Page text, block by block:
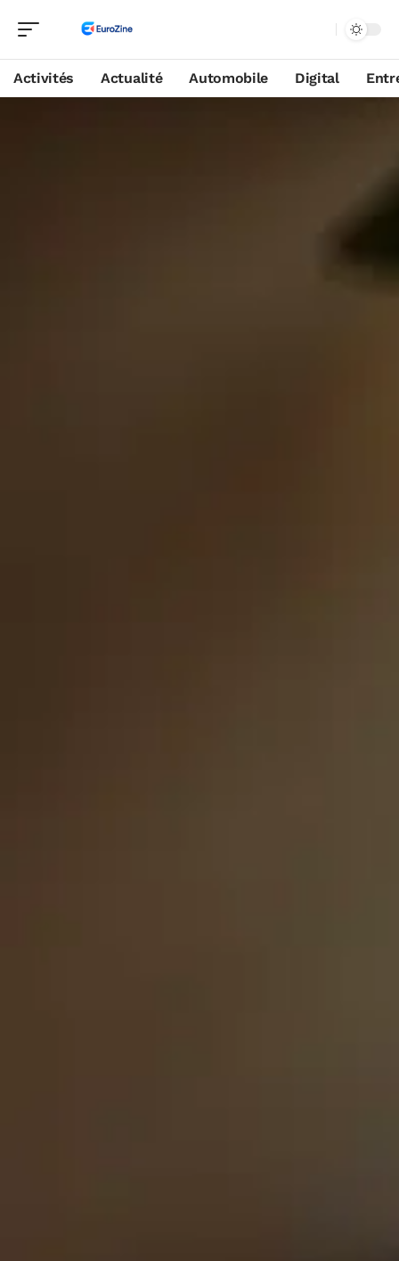
Activités Actualité Automobile Digital